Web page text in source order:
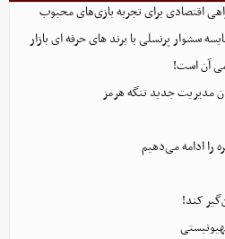
سشوار پرنسلی با برند های حرفه ای بازار
آن است!
مدیریت جدید تنگه هرمز
را ادامه می‌دهیم
کند!